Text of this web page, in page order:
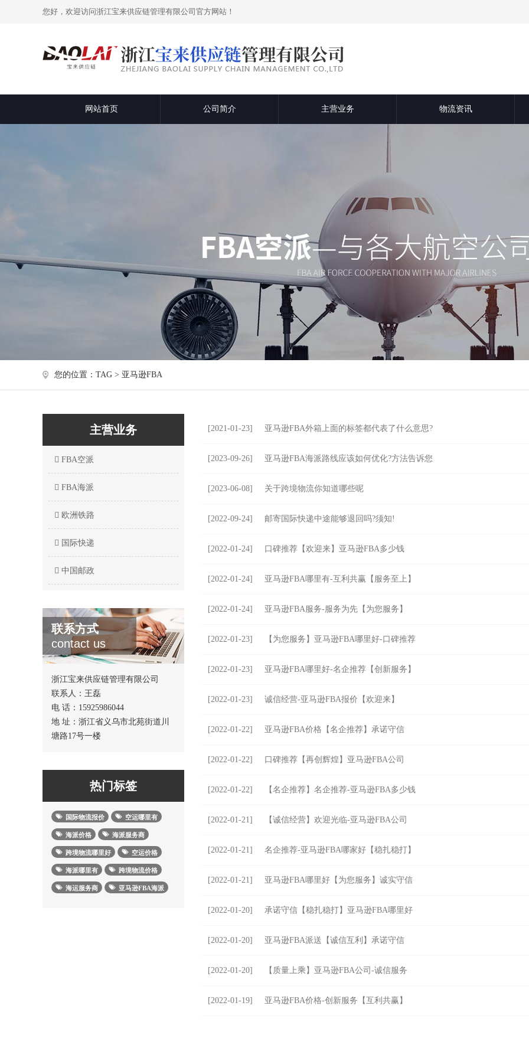
您好，欢迎访问浙江宝来供应链管理有限公司官方网站！
网站首页 公司简介 主营业务 物流资讯
您的位置：TAG > 亚马逊FBA
主营业务
FBA空派
FBA海派
欧洲铁路
国际快递
中国邮政
联系方式
contact us
浙江宝来供应链管理有限公司
联系人：王磊
电 话：15925986044
地 址：浙江省义乌市北苑街道川
塘路17号一楼
热门标签
国际物流报价 空运哪里有
海派价格 海派服务商
跨境物流哪里好 空运价格
海派哪里有 跨境物流价格
海运服务商 亚马逊FBA海派
[2021-01-23] 亚马逊FBA外箱上面的标签都代表了什么意思?
[2023-09-26] 亚马逊FBA海派路线应该如何优化?方法告诉您
[2023-06-08] 关于跨境物流你知道哪些呢
[2022-09-24] 邮寄国际快递中途能够退回吗?须知!
[2022-01-24] 口碑推荐【欢迎来】亚马逊FBA多少钱
[2022-01-24] 亚马逊FBA哪里有-互利共赢【服务至上】
[2022-01-24] 亚马逊FBA服务-服务为先【为您服务】
[2022-01-23] 【为您服务】亚马逊FBA哪里好-口碑推荐
[2022-01-23] 亚马逊FBA哪里好-名企推荐【创新服务】
[2022-01-23] 诚信经营-亚马逊FBA报价【欢迎来】
[2022-01-22] 亚马逊FBA价格【名企推荐】承诺守信
[2022-01-22] 口碑推荐【再创辉煌】亚马逊FBA公司
[2022-01-22] 【名企推荐】名企推荐-亚马逊FBA多少钱
[2022-01-21] 【诚信经营】欢迎光临-亚马逊FBA公司
[2022-01-21] 名企推荐-亚马逊FBA哪家好【稳扎稳打】
[2022-01-21] 亚马逊FBA哪里好【为您服务】诚实守信
[2022-01-20] 承诺守信【稳扎稳打】亚马逊FBA哪里好
[2022-01-20] 亚马逊FBA派送【诚信互利】承诺守信
[2022-01-20] 【质量上乘】亚马逊FBA公司-诚信服务
[2022-01-19] 亚马逊FBA价格-创新服务【互利共赢】